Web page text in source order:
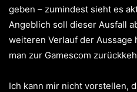
geben – zumindest sieht es
Angeblich soll dieser Ausfall
weiteren Verlauf der Aussage
man zur Gamescom
Ich kann mir nicht vorstellen,